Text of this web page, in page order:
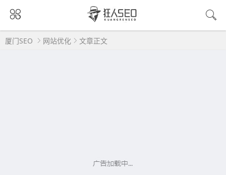
厦门SEO 网站优化 文章正文